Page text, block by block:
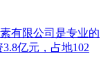
有限公司是专业的
亿元，占地102